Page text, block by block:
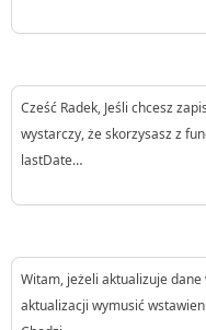
Cześć Radek, Jeśli chcesz
wystarczy, że skorzysasz z
lastDate…
Witam, jeżeli aktualizuje
aktualizacji wymusić